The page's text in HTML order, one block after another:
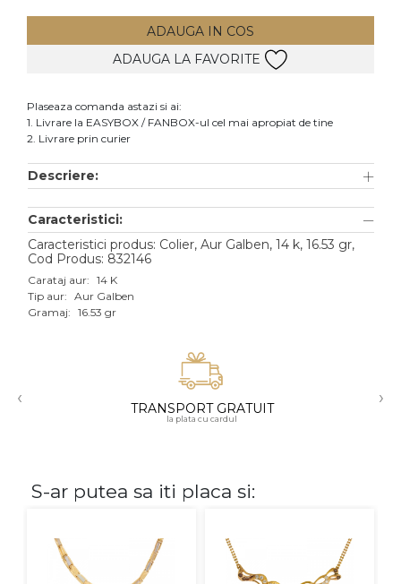
Accesorii
Aur alb
Aur roz
Aur mixt
18K
Cu pietre
Diamante
ADAUGA IN COS
ADAUGA LA FAVORITE
Plaseaza comanda astazi si ai:
1. Livrare la EASYBOX / FANBOX-ul cel mai apropiat de tine
2. Livrare prin curier
Descriere:
Caracteristici:
Caracteristici produs: Colier, Aur Galben, 14 k, 16.53 gr,
Cod Produs: 832146
Carataj aur: 14 K
Tip aur: Aur Galben
Gramaj: 16.53 gr
‹ TRANSPORT GRATUIT
la plata cu cardul
›
S-ar putea sa iti placa si: